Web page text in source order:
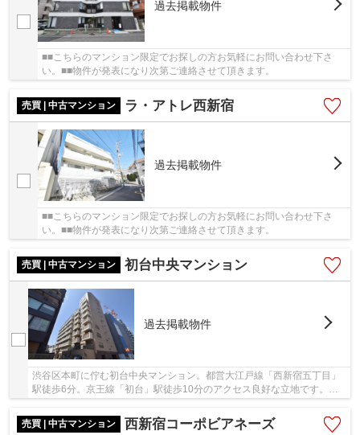
過去掲載物件
■■こちらのマンション限定でお探しの方お気軽にお問い合わせ下さ
い。■■物件が発表になり次第ご連絡させて頂きます。
売買 | 中古マンション ラ・アトレ西新宿
過去掲載物件
■■こちらのマンション限定でお探しの方お気軽にお問い合わせ下さ
い。■■物件が発表になり次第ご連絡させて頂きます。
売買 | 中古マンション 初台中央マンション
過去掲載物件
渋谷区本町に佇む初台中央マンション。都営大江戸線「西新宿五丁目」
駅徒歩6分。京王線「初台」駅徒歩10分のアクセス良好な立地です。総
売買 | 中古マンション
西新宿コーポビアネーズ